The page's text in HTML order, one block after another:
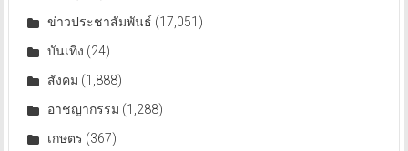
ข่าวประชาสัมพันธ์ (17,051)
บันเทิง (24)
สังคม (1,888)
อาชญากรรม (1,288)
เกษตร (367)